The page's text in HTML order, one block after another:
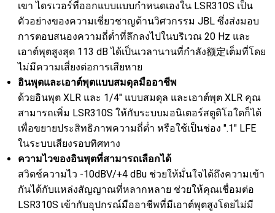
เขา ไดรเวอร์ที่ออกแบบแบบกำหนดเองใน LSR310S เป็น
ตัวอย่างของความเชี่ยวชาญด้านวิศวกรรม JBL ซึ่งส่งมอบ
การตอบสนองความถี่ต่ำที่ลึกลงไปในบริเวณ 20 Hz และ
เอาต์พุตสูงสุด 113 dB ได้เป็นเวลานานที่กำลัง额定เต็มที่โดย
ไม่มีความเสี่ยงต่อการเสียหาย
อินพุตและเอาต์พุตแบบสมดุลมืออาชีพ
ด้วยอินพุต XLR และ 1/4" แบบสมดุล และเอาต์พุต XLR คุณ
สามารถเพิ่ม LSR310S ให้กับระบบมอนิเตอร์สตูดิโอใดก็ได้
เพื่อขยายประสิทธิภาพความถี่ต่ำ หรือใช้เป็นช่อง ".1" LFE
ในระบบเสียงรอบทิศทาง
ความไวของอินพุตที่สามารถเลือกได้
สวิตช์ความไว -10dBV/+4 dBu ช่วยให้มั่นใจได้ถึงความเข้า
กันได้กับแหล่งสัญญาณที่หลากหลาย ช่วยให้คุณเชื่อมต่อ
LSR310S เข้ากับอุปกรณ์มืออาชีพที่มีเอาต์พุตสูงโดยไม่มี